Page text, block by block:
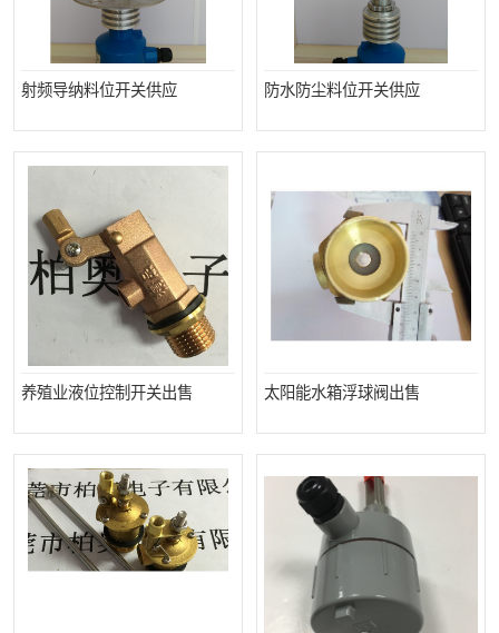
射频导纳料位开关供应 防水防尘料位开关供应
养殖业液位控制开关出售 太阳能水箱浮球阀出售